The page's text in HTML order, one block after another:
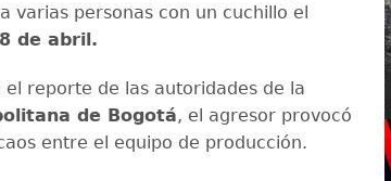
varias personas con un cuchillo el
de abril.
el reporte de las autoridades de la
de Bogotá, el agresor provocó
entre el equipo de producción.